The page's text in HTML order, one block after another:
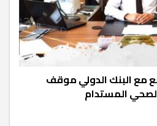
مع البنك الدولي موقف
المستدام